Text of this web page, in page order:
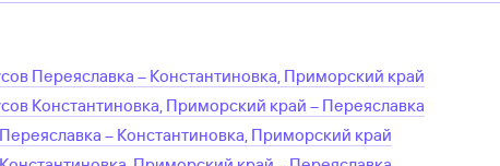
Переяславка – Константиновка, Приморский край
Константиновка, Приморский край – Переяславка
Переяславка – Константиновка, Приморский край